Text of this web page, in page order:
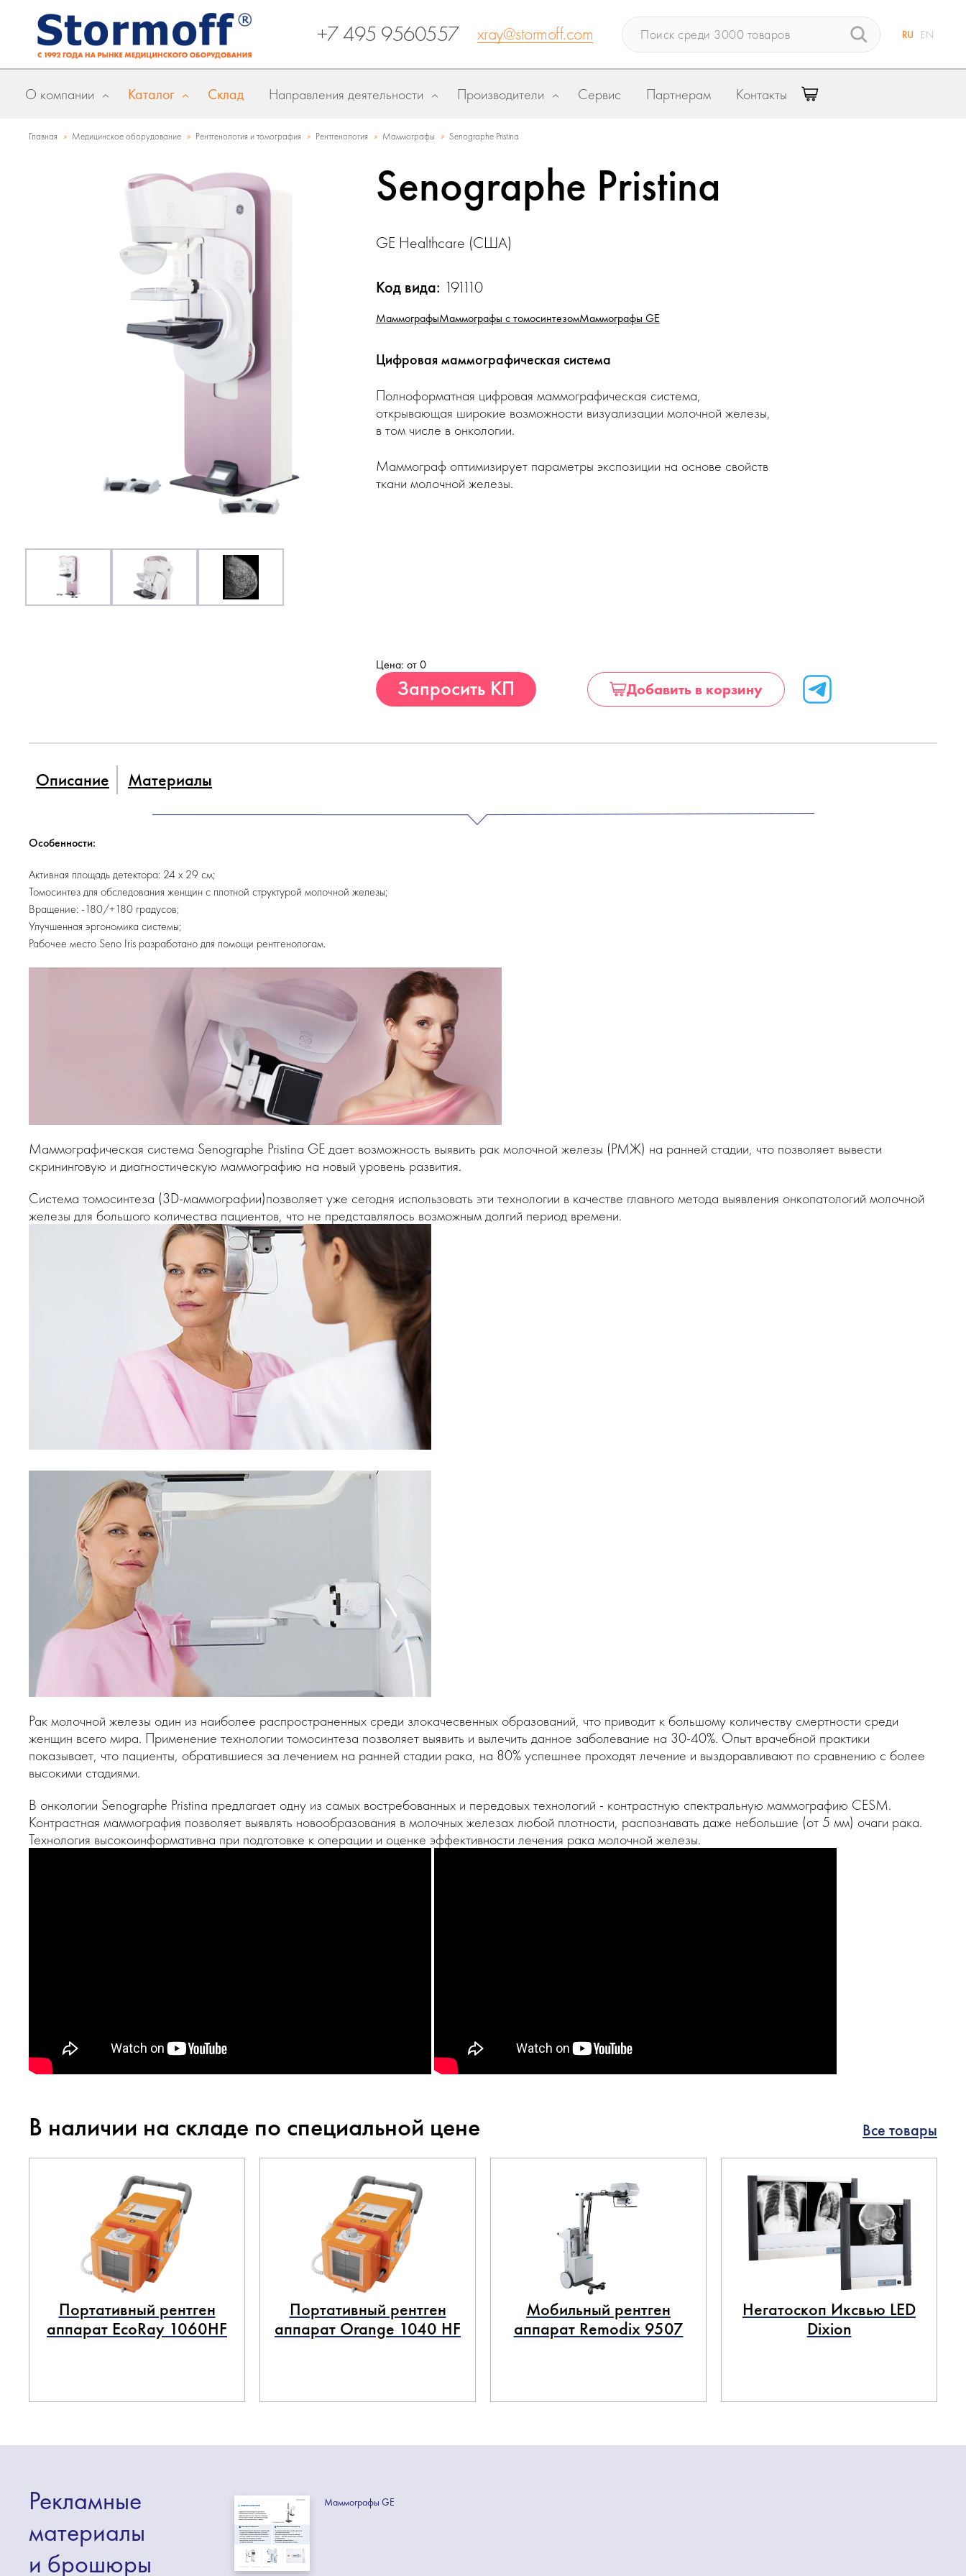
+7 495 9560557 xray@stormoff.com RU EN
О компании Каталог Склад Направления деятельности Производители Сервис Партнерам Контакты
Главная » Медицинское оборудование » Рентгенология и томография » Рентгенология » Маммографы » Senographe Pristina
Senographe Pristina
GE Healthcare (США)
Код вида: 191110
МаммографыМаммографы с томосинтезомМаммографы GE
Цифровая маммографическая система
Полноформатная цифровая маммографическая система,
открывающая широкие возможности визуализации молочной железы,
в том числе в онкологии.
Маммограф оптимизирует параметры экспозиции на основе свойств
ткани молочной железы.
Цена: от 0
Запросить КП Добавить в корзину
Описание Материалы
Особенности:
Активная площадь детектора: 24 x 29 см;
Томосинтез для обследования женщин с плотной структурой молочной железы;
Вращение: -180/+180 градусов;
Улучшенная эргономика системы;
Рабочее место Seno Iris разработано для помощи рентгенологам.
Маммографическая система Senographe Pristina GE дает возможность выявить рак молочной железы (РМЖ) на ранней стадии, что позволяет вывести
скрининговую и диагностическую маммографию на новый уровень развития.
Система томосинтеза (3D-маммографии)позволяет уже сегодня использовать эти технологии в качестве главного метода выявления онкопатологий молочной
железы для большого количества пациентов, что не представлялось возможным долгий период времени.
Рак молочной железы один из наиболее распространенных среди злокачесвенных образований, что приводит к большому количеству смертности среди
женщин всего мира. Применение технологии томосинтеза позволяет выявить и вылечить данное заболевание на 30-40%. Опыт врачебной практики
показывает, что пациенты, обратившиеся за лечением на ранней стадии рака, на 80% успешнее проходят лечение и выздоравливают по сравнению с более
высокими стадиями.
В онкологии Senographe Pristina предлагает одну из самых востребованных и передовых технологий - контрастную спектральную маммографию CESM.
Контрастная маммография позволяет выявлять новообразования в молочных железах любой плотности, распознавать даже небольшие (от 5 мм) очаги рака.
Технология высокоинформативна при подготовке к операции и оценке эффективности лечения рака молочной железы.
В наличии на складе по специальной цене Все товары
Портативный рентген
аппарат EcoRay 1060HF
Портативный рентген
аппарат Orange 1040 HF
Мобильный рентген
аппарат Remodix 9507
Негатоскоп Иксвью LED
Dixion
Рекламные
материалы
и брошюры
Маммографы GE